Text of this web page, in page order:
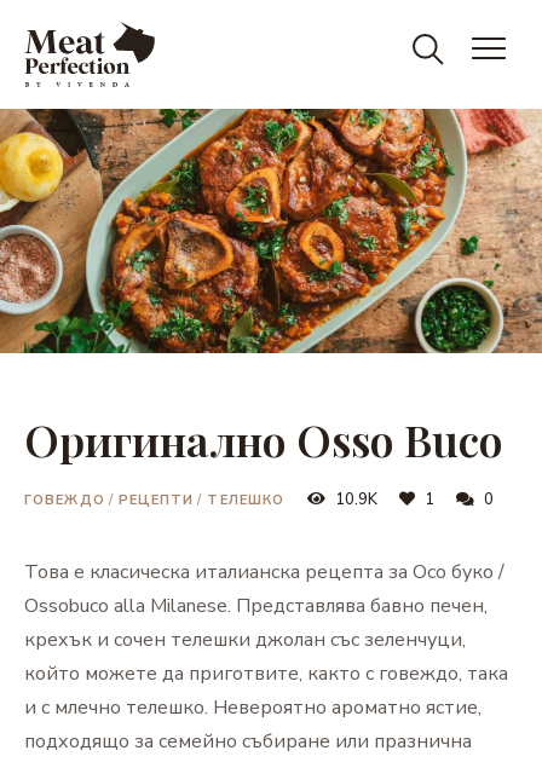
Meat
Perfection
Meat
&
Eat
Perfection
Оригинално Osso Buco
ГОВЕЖДО / РЕЦЕПТИ / ТЕЛЕШКО 10.9K 1 0
Това е класическа италианска рецепта за Осо буко /
Оssobuco alla Milanese. Представлява бавно печен,
крехък и сочен телешки джолан със зеленчуци,
който можете да приготвите, както с говеждо, така
и с млечно телешко. Невероятно ароматно ястие,
подходящо за семейно събиране или празнична